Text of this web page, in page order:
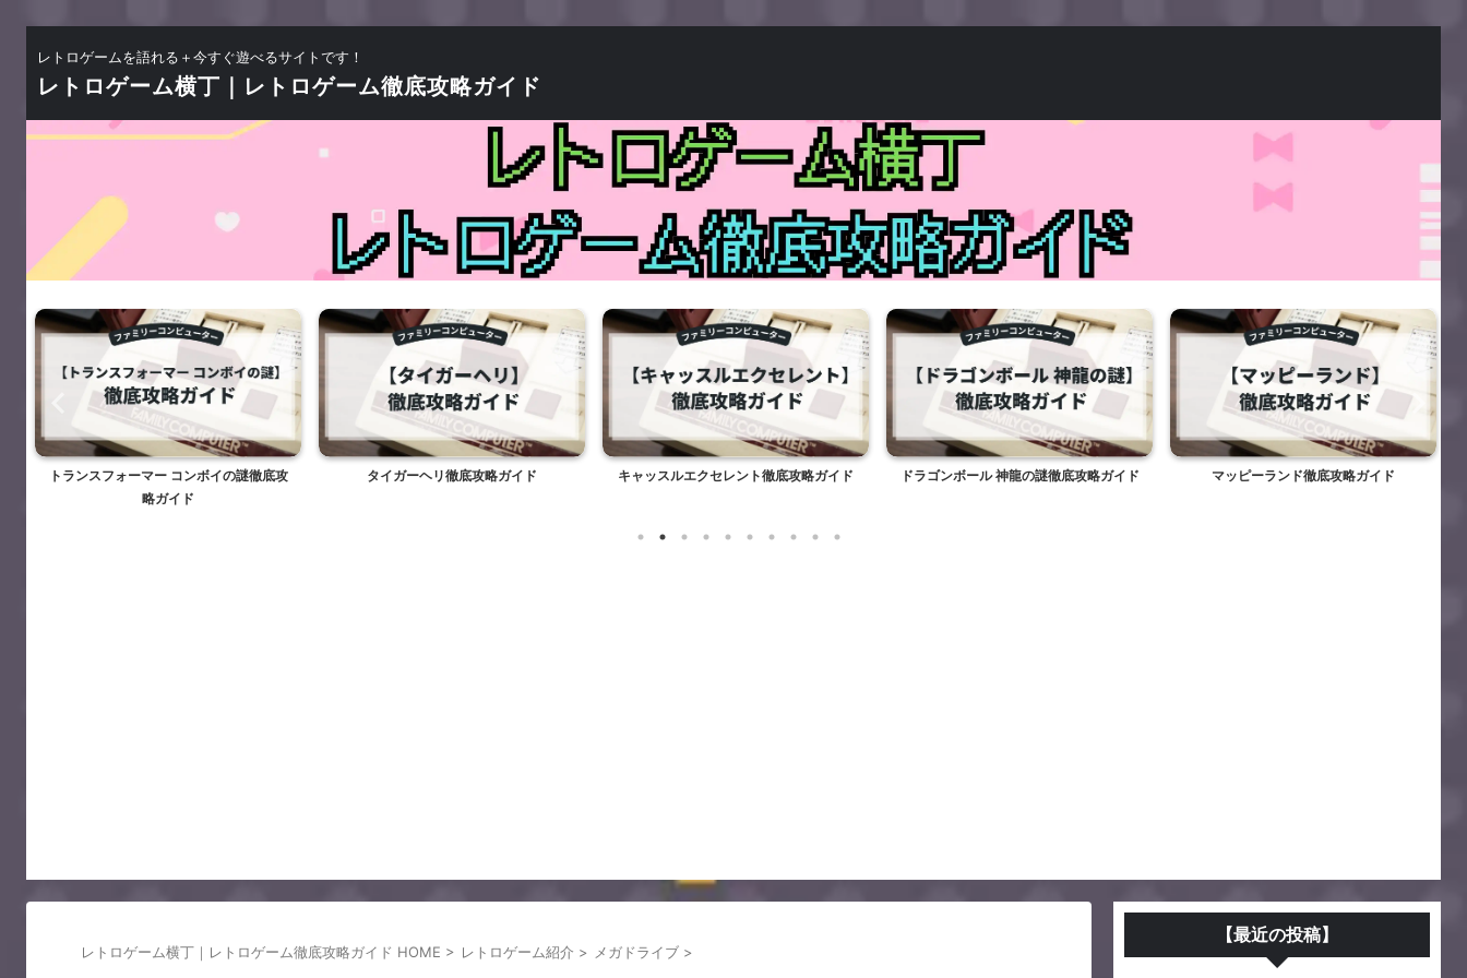
レトロゲームを語れる＋今すぐ遊べるサイトです！
レトロゲーム横丁｜レトロゲーム徹底攻略ガイド
トランスフォーマー コンボイの謎徹底攻
略ガイド
タイガーヘリ徹底攻略ガイド キャッスルエクセレント徹底攻略ガイド ドラゴンボール 神龍の謎徹底攻略ガイド マッピーランド徹底攻略ガイド
レトロゲーム横丁｜レトロゲーム徹底攻略ガイド HOME > レトロゲーム紹介 > メガドライブ >
【最近の投稿】